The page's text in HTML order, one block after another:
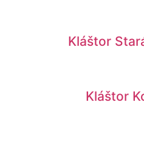
Kláštor
Kláštor